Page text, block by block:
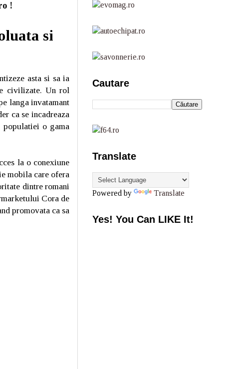
!
si
asta si sa ia
civilizate. Un rol
langa invatamant
ca se incadreaza
o gama
la o conexiune
mobila care ofera
dintre romani
Cora de
promovata ca sa
Cautare
Translate
Powered by Translate
Yes! You Can LIKE It!